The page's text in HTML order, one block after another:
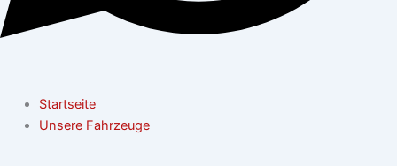
Startseite
Unsere Fahrzeuge